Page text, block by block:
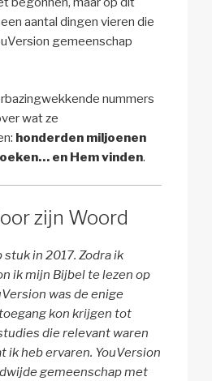
aantal dingen vieren die
gemeenschap
nummers
wat ze
honderden miljoenen
en Hem vinden.
zijn Woord
in 2017. Zodra ik
ik mijn Bijbel te lezen op
was de enige
kon krijgen tot
die relevant waren
ik heb ervaren. YouVersion
gemeenschap met